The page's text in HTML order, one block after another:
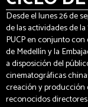
Desde el lunes 26 de
de las actividades de
PUCP en conjunto
de Medellín y la
a disposición del
cinematográficas
creación y producción
reconocidos